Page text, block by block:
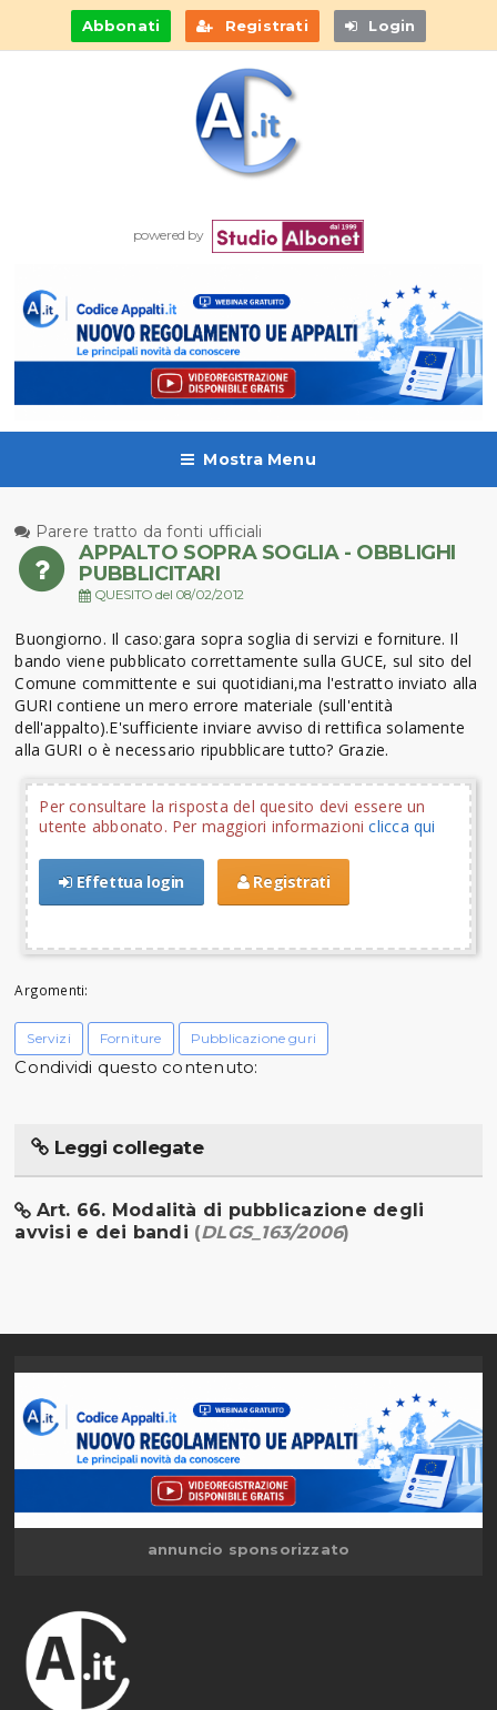
Abbonati Registrati Login
powered by
Mostra Menu
Parere tratto da fonti ufficiali
APPALTO SOPRA SOGLIA - OBBLIGHI
PUBBLICITARI
QUESITO del 08/02/2012
Buongiorno. Il caso:gara sopra soglia di servizi e forniture. Il
bando viene pubblicato correttamente sulla GUCE, sul sito del
Comune committente e sui quotidiani,ma l'estratto inviato alla
GURI contiene un mero errore materiale (sull'entità
dell'appalto).E'sufficiente inviare avviso di rettifica solamente
alla GURI o è necessario ripubblicare tutto? Grazie.
Per consultare la risposta del quesito devi essere un
utente abbonato. Per maggiori informazioniclicca qui
Effettua login Registrati
Argomenti:
Servizi Forniture Pubblicazione guri
Condividi questo contenuto:
Leggi collegate
Art. 66. Modalità di pubblicazione degli
avvisi e dei bandi (DLGS_163/2006)
annuncio sponsorizzato